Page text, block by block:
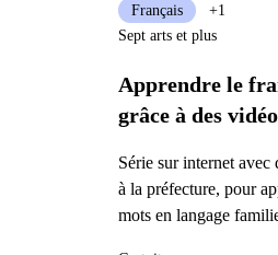
Apprendre le
grâce à des
Série sur internet avec
à la préfecture, pour
mots en langage
Français
+1
Sept arts et plus